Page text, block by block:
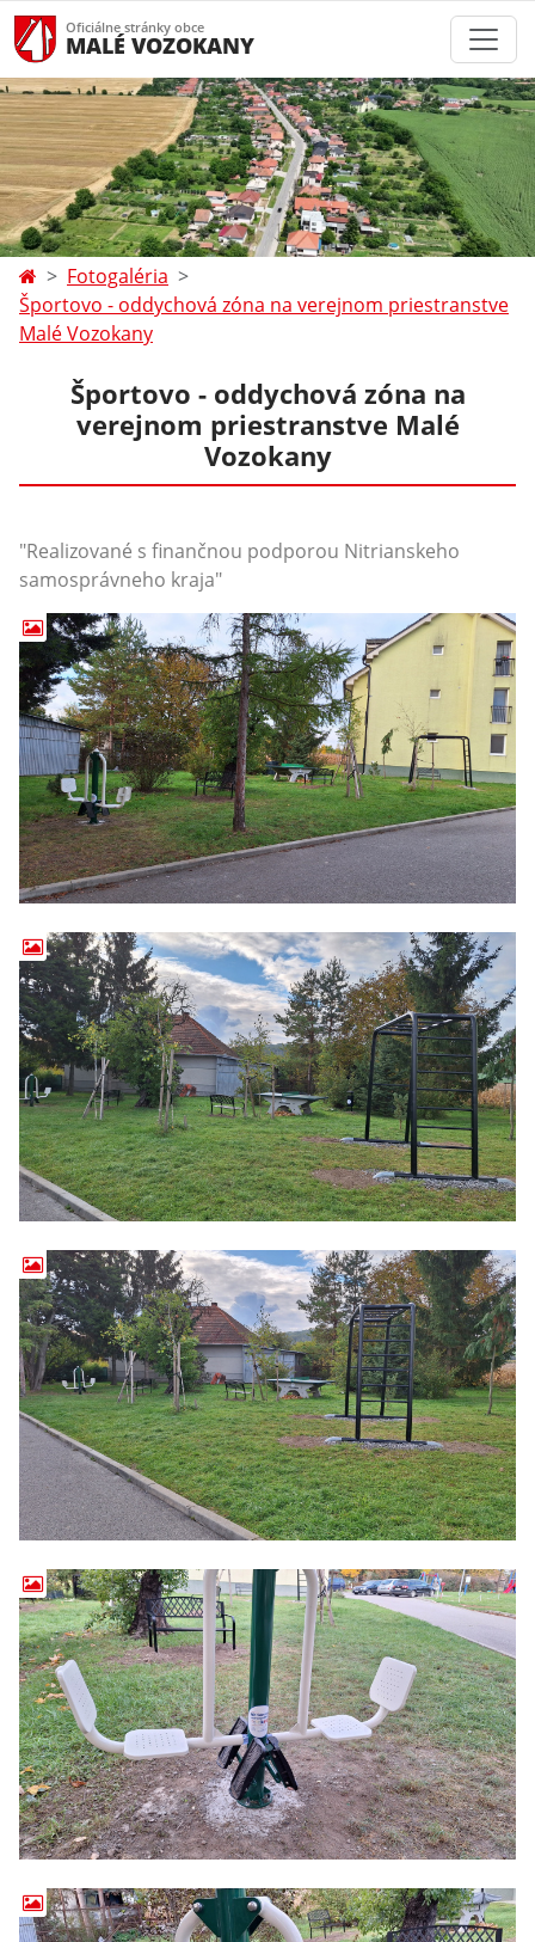
Oficiálne stránky obce
MALÉ VOZOKANY
Fotogaléria
Športovo - oddychová zóna na verejnom priestranstve
Malé Vozokany
Športovo - oddychová zóna na
verejnom priestranstve Malé
Vozokany
"Realizované s finančnou podporou Nitrianskeho
samosprávneho kraja"